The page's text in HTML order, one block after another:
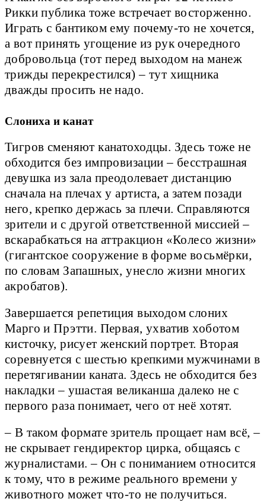
Рикки публика тоже встречает восторженно.
Играть с бантиком ему почему-то не хочется,
а вот принять угощение из рук очередного
добровольца (тот перед выходом на манеж
трижды перекрестился) – тут хищника
дважды просить не надо.
Слониха и канат
Тигров сменяют канатоходцы. Здесь тоже не
обходится без импровизации – бесстрашная
девушка из зала преодолевает дистанцию
сначала на плечах у артиста, а затем позади
него, крепко держась за плечи. Справляются
зрители и с другой ответственной миссией –
вскарабкаться на аттракцион «Колесо жизни»
(гигантское сооружение в форме восьмёрки,
по словам Запашных, унесло жизни многих
акробатов).
Завершается репетиция выходом слоних
Марго и Прэтти. Первая, ухватив хоботом
кисточку, рисует женский портрет. Вторая
соревнуется с шестью крепкими мужчинами в
перетягивании каната. Здесь не обходится без
накладки – ушастая великанша далеко не с
первого раза понимает, чего от неё хотят.
– В таком формате зритель прощает нам всё, –
не скрывает гендиректор цирка, общаясь с
журналистами. – Он с пониманием относится
к тому, что в режиме реального времени у
животного может что-то не получиться.